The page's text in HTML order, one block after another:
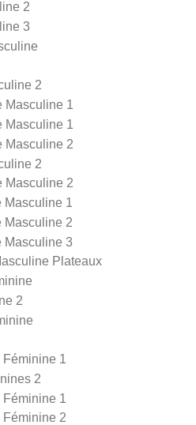
2
3
2
Masculine 1
Masculine 1
Masculine 2
2
Masculine 2
Masculine 1
Masculine 2
Masculine 3
Plateaux
2
Féminine 1
2
Féminine 1
Féminine 2